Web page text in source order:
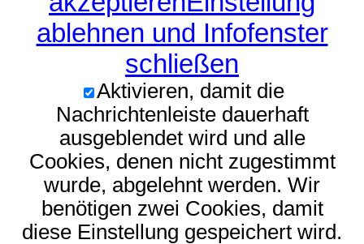
ablehnen und Infofenster
schließen
Aktivieren, damit die
Nachrichtenleiste dauerhaft
ausgeblendet wird und alle
Cookies, denen nicht zugestimmt
wurde, abgelehnt werden. Wir
benötigen zwei Cookies, damit
diese Einstellung gespeichert wird.